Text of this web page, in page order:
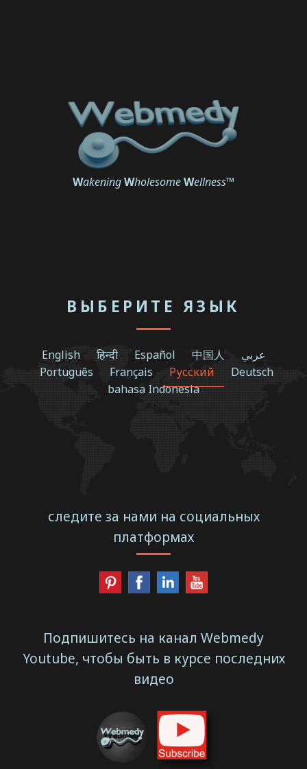
WakeningWholesomeWellness™
ВЫБЕРИТЕ ЯЗЫК
English हिन्दी Español 中国人
عربي
Português
Français Русский
Deutsch
bahasa Indonesia
следите за нами на социальных
платформах
Подпишитесь на канал Webmedy
Youtube, чтобы быть в курсе последних
видео